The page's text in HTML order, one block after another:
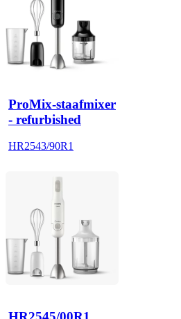
ProMix-staafmixer
- refurbished
HR2543/90R1